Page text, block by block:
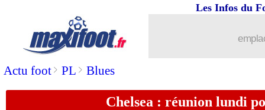
Actu foot> PL > Blues
Les Infos du
Chelsea : réunion lundi
Chelsea
03/01 Barça
03/01 Tottenham: Lloris, Conte en remet